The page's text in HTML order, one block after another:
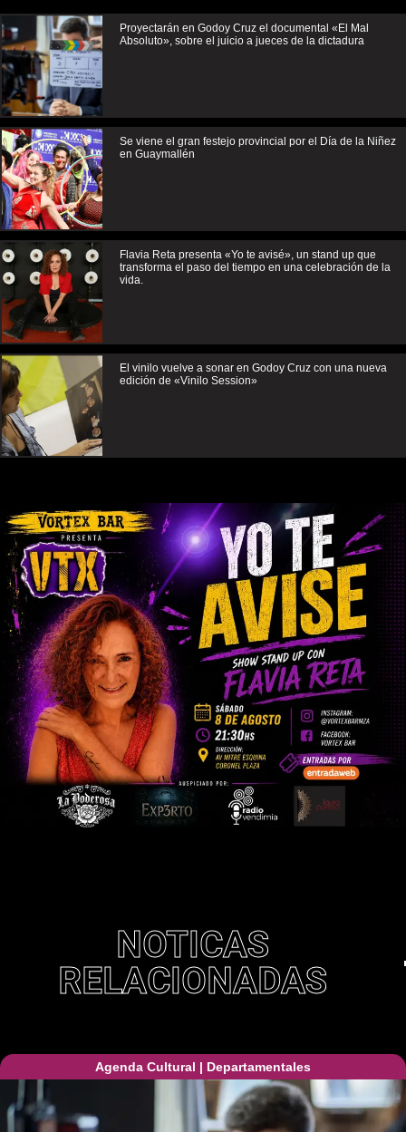
Proyectarán en Godoy Cruz el documental «El Mal
Absoluto», sobre el juicio a jueces de la dictadura
Se viene el gran festejo provincial por el Día de la Niñez
en Guaymallén
Flavia Reta presenta «Yo te avisé», un stand up que
transforma el paso del tiempo en una celebración de la
vida.
El vinilo vuelve a sonar en Godoy Cruz con una nueva
edición de «Vinilo Session»
NOTICAS
RELACIONADAS
Agenda Cultural | Departamentales